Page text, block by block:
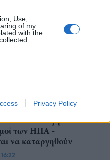
Use,
of my
with the
Privacy Policy
11:29
δασμούς που
οι Ηνωμένες Πολιτείες
Αδικαιολόγητοι οι
των ΗΠΑ -
να καταργηθούν
16:22